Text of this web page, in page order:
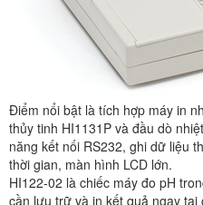
Điểm nổi bật là tích hợp máy in
thủy tinh HI1131P và đầu dò
năng kết nối RS232, ghi dữ liệu
thời gian, màn hình LCD lớn.
HI122-02 là chiếc máy đo pH
cần lưu trữ và in kết quả ngay